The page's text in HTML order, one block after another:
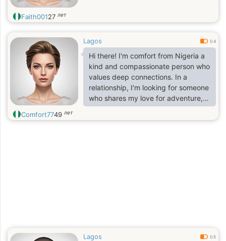
Faith00127 лет
Lagos 0.4
Hi there! I'm comfort from Nigeria a
kind and compassionate person who
values deep connections. In a
relationship, I'm looking for someone
who shares my love for adventure,
laughter, and personal growth. I'm a
good listener, a loyal partner, and a
Comfort7749 лет
Lagos 0.5